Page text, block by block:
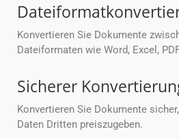
Konvertieren Sie Dokumente
Dateiformaten wie Word, Excel,
Sicherer
Konvertieren Sie Dokumente
Daten Dritten preiszugeben.